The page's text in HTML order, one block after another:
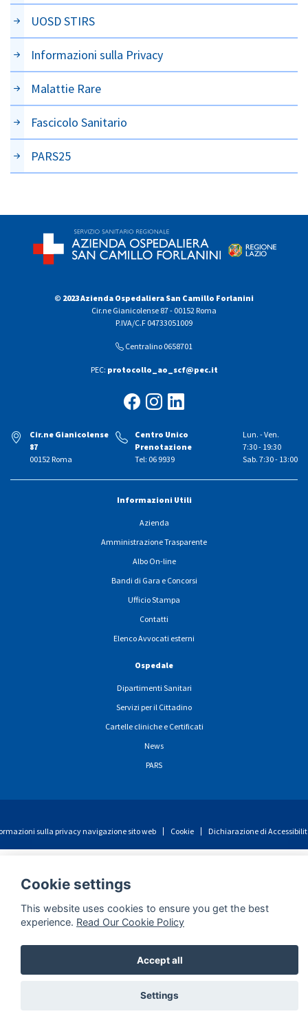
UOSD STIRS
Informazioni sulla Privacy
Malattie Rare
Fascicolo Sanitario
PARS25
© 2023 Azienda Ospedaliera San Camillo Forlanini
Cir.ne Gianicolense 87 - 00152 Roma
P.IVA/C.F 04733051009
Centralino 0658701
PEC: protocollo_ao_scf@pec.it
Cir.ne Gianicolense
87
00152 Roma
Centro Unico
Prenotazione
Tel: 06 9939
Lun. - Ven.
7:30 - 19:30
Sab. 7:30 - 13:00
Informazioni Utili
Azienda
Amministrazione Trasparente
Albo On-line
Bandi di Gara e Concorsi
Ufficio Stampa
Contatti
Elenco Avvocati esterni
Ospedale
Dipartimenti Sanitari
Servizi per il Cittadino
Cartelle cliniche e Certificati
News
PARS
sulla privacy navigazione sito web Cookie Dichiarazione di
Cookie settings
This website uses cookies to ensure you get the best
experience. Read Our Cookie Policy
Accept all
Settings